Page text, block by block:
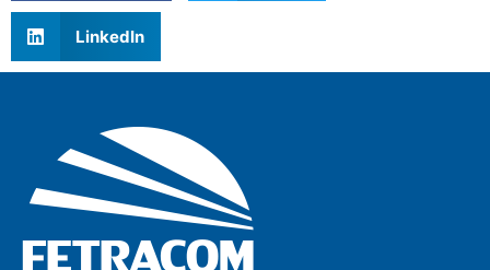
LinkedIn